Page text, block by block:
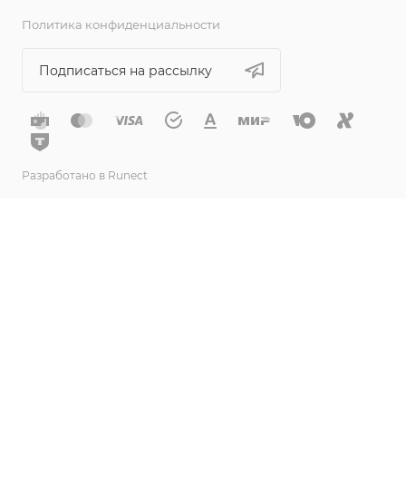
Политика конфиденциальности
Подписаться на рассылку
Разработано в Runect